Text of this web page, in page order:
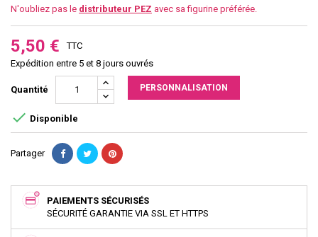
N'oubliez pas le distributeur PEZ avec sa figurine préférée.
5,50 €
TTC
Expédition entre 5 et 8 jours ouvrés
Quantité PERSONNALISATION
 Disponible
Partager
PAIEMENTS SÉCURISÉS
SÉCURITÉ GARANTIE VIA SSL ET HTTPS